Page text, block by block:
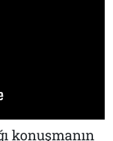
konuşmanın